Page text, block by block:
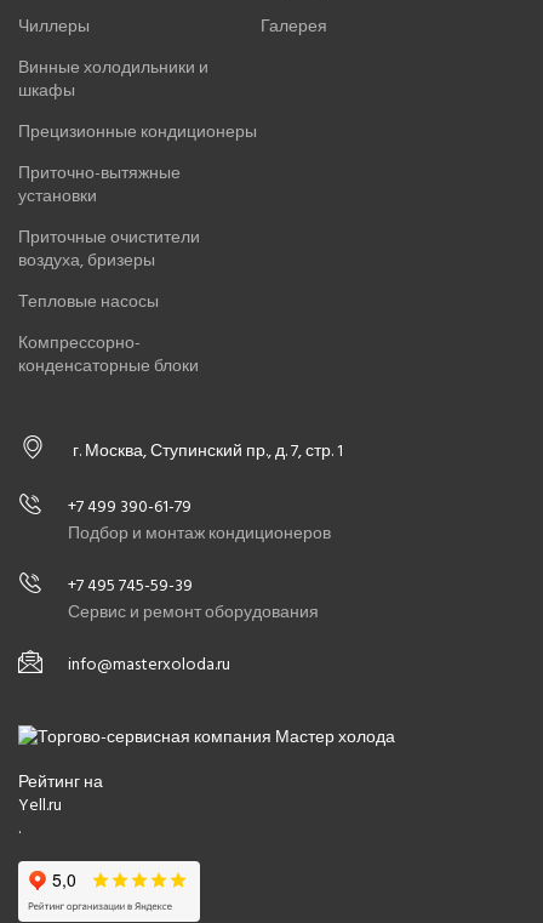
Чиллеры
Винные холодильники и
шкафы
Прецизионные кондиционеры
Приточно-вытяжные
установки
Приточные очистители
воздуха, бризеры
Тепловые насосы
Компрессорно-
конденсаторные блоки
Галерея
г. Москва, Ступинский пр., д. 7, стр. 1
+7 499 390-61-79
Подбор и монтаж кондиционеров
+7 495 745-59-39
Сервис и ремонт оборудования
info@masterxoloda.ru
Рейтинг на
Yell.ru
.